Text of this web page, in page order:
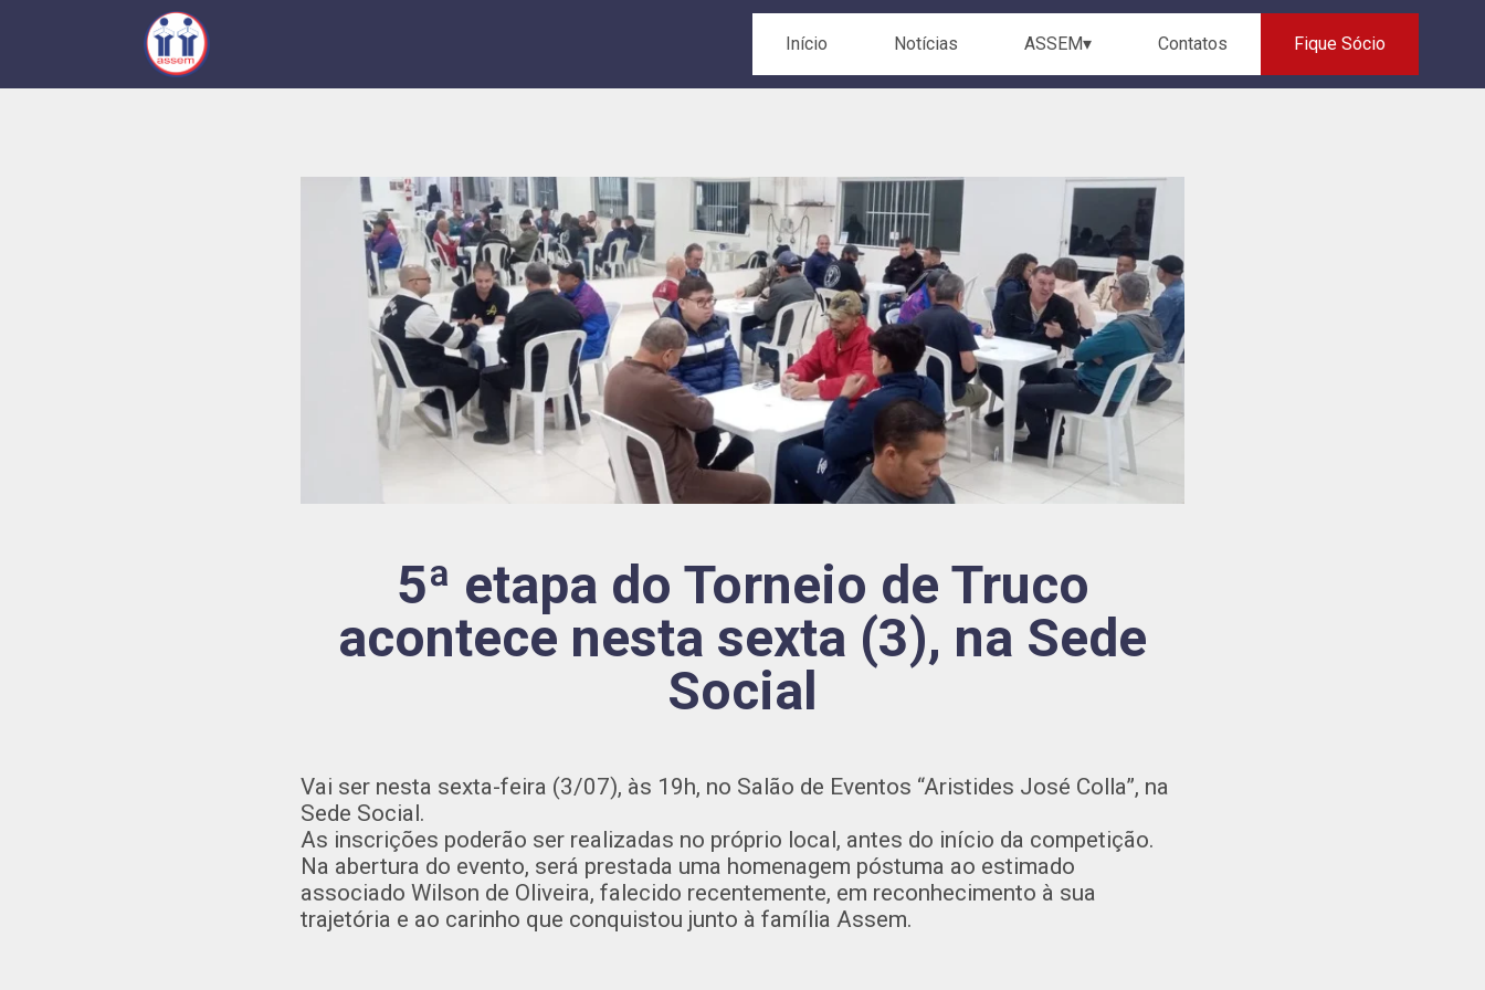
Início Notícias ASSEM▾ Contatos Fique Sócio
5ª etapa do Torneio de Truco
acontece nesta sexta (3), na Sede
Social
Vai ser nesta sexta-feira (3/07), às 19h, no Salão de Eventos “Aristides José Colla”, na
Sede Social.
As inscrições poderão ser realizadas no próprio local, antes do início da competição.
Na abertura do evento, será prestada uma homenagem póstuma ao estimado
associado Wilson de Oliveira, falecido recentemente, em reconhecimento à sua
trajetória e ao carinho que conquistou junto à família Assem.